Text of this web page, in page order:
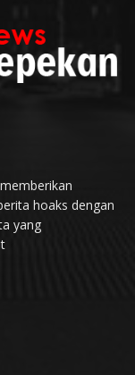
hoaks dengan
yang